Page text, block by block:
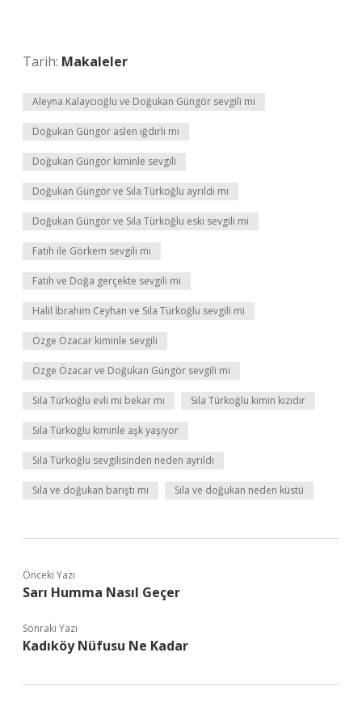
Tarih: Makaleler
Aleyna Kalaycıoğlu ve Doğukan Güngör sevgili mi
Doğukan Güngör aslen ığdırlı mı
Doğukan Güngör kiminle sevgili
Doğukan Güngör ve Sıla Türkoğlu ayrıldı mı
Doğukan Güngör ve Sıla Türkoğlu eski sevgili mi
Fatih ile Görkem sevgili mi
Fatih ve Doğa gerçekte sevgili mi
Halil İbrahim Ceyhan ve Sıla Türkoğlu sevgili mi
Özge Özacar kiminle sevgili
Özge Özacar ve Doğukan Güngör sevgili mi
Sıla Türkoğlu evli mi bekar mı Sıla Türkoğlu kimin kızıdır
Sıla Türkoğlu kiminle aşk yaşıyor
Sıla Türkoğlu sevgilisinden neden ayrıldı
Sıla ve doğukan barıştı mı Sıla ve doğukan neden küstü
Önceki Yazı
Sarı Humma Nasıl Geçer
Sonraki Yazı
Kadıköy Nüfusu Ne Kadar